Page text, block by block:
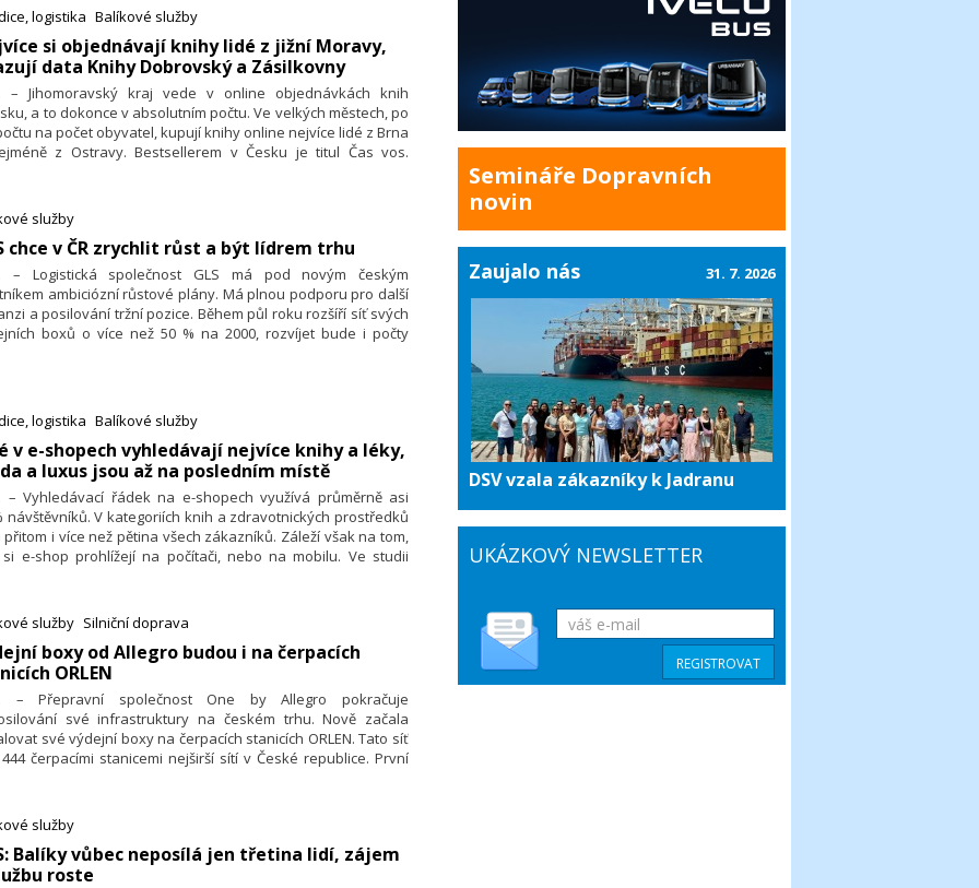
logistika Balíkové služby
si objednávají knihy lidé z jižní Moravy,
data Knihy Dobrovský a Zásilkovny
– Jihomoravský kraj vede v online objednávkách knih
a to dokonce v absolutním počtu. Ve velkých městech, po
na počet obyvatel, kupují knihy online nejvíce lidé z Brna
z Ostravy. Bestsellerem v Česku je titul Čas vos.
knih v České republice. Obchod ročně prodá více
milionů knih a vydá několik set nových titulů. Tisíce knih
přitom putují k zákazníkům přes Zásilkovnu, a to i na
služby
chce v ČR zrychlit růst a být lídrem trhu
– Logistická společnost GLS má pod novým českým
ambiciózní růstové plány. Má plnou podporu pro další
a posilování tržní pozice. Během půl roku rozšíří síť svých
boxů o více než 50 % na 2000, rozvíjet bude i počty
logistika Balíkové služby
v e-shopech vyhledávají nejvíce knihy a léky,
a luxus jsou až na posledním místě
– Vyhledávací řádek na e-shopech využívá průměrně asi
návštěvníků. V kategoriích knih a zdravotnických prostředků
přitom i více než pětina všech zákazníků. Záleží však na tom,
e-shop prohlížejí na počítači, nebo na mobilu. Ve studii
dat z 3 000 e-shopů z Česka, Slovenska a Evropy.
služby Silniční doprava
boxy od Allegro budou i na čerpacích
ORLEN
– Přepravní společnost One by Allegro pokračuje
své infrastruktury na českém trhu. Nově začala
své výdejní boxy na čerpacích stanicích ORLEN. Tato síť
čerpacími stanicemi nejširší sítí v České republice. První
v Brně. Do konce roku plánuje One by Allegro
své výdejní boxy na deset čerpacích stanic ORLEN po celé
republice.
služby
Balíky vůbec neposílá jen třetina lidí, zájem
roste
Semináře Dopravních
novin
Zaujalo nás
DSV vzala zákazníky k Jadranu
31. 7. 2026
UKÁZKOVÝ NEWSLETTER